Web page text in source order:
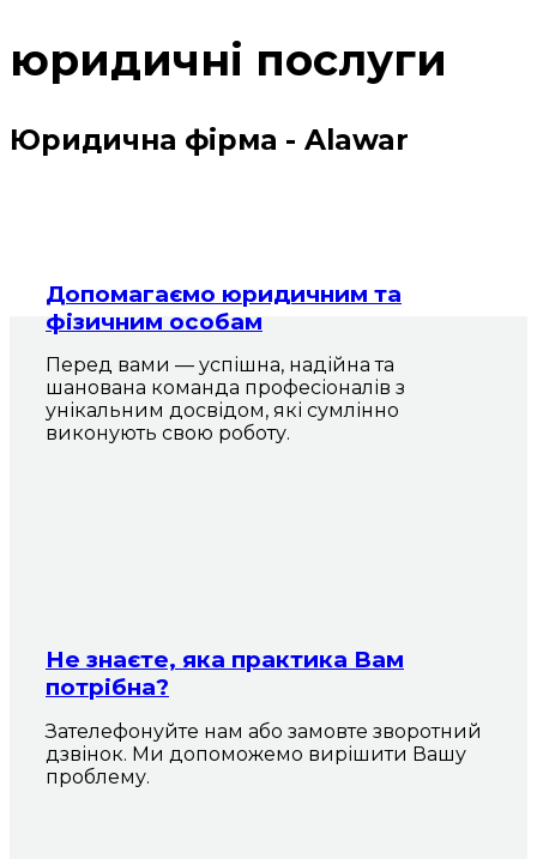
юридичні послуги
Юридична фірма - Alawar
Допомагаємо юридичним та
фізичним особам
Перед вами — успішна, надійна та
шанована команда професіоналів з
унікальним досвідом, які сумлінно
виконують свою роботу.
Не знаєте, яка практика Вам
потрібна?
Зателефонуйте нам або замовте зворотний
дзвінок. Ми допоможемо вирішити Вашу
проблему.